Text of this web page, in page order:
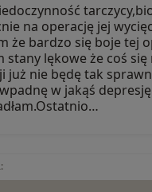
na operację jej
że bardzo się boje tej
stany lękowe że coś się
już nie będę tak
w jakąś